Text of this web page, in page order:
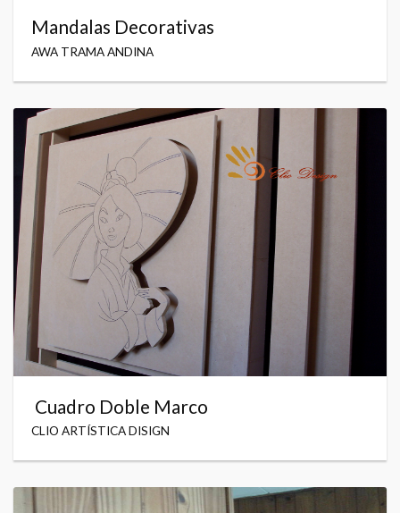
Mandalas Decorativas
AWA TRAMA ANDINA
Cuadro Doble Marco
CLIO ARTÍSTICA DISIGN